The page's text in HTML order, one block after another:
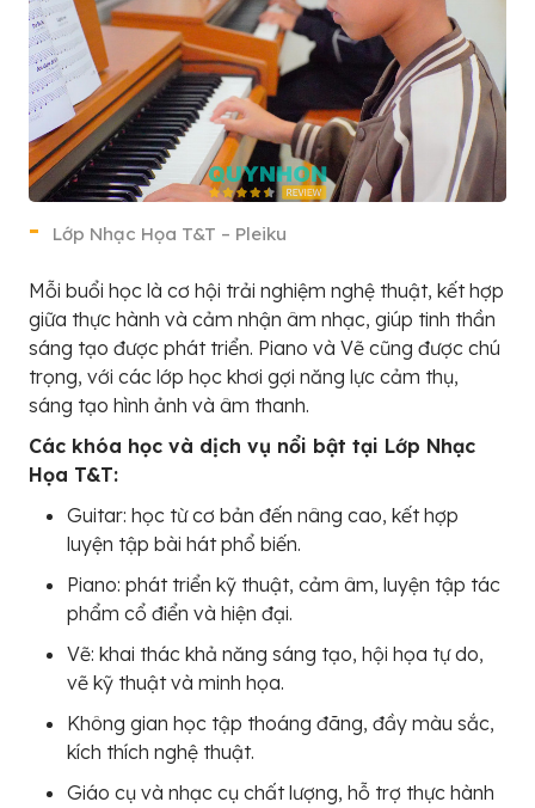
Lớp Nhạc Họa T&T – Pleiku
Mỗi buổi học là cơ hội trải nghiệm nghệ thuật, kết hợp
giữa thực hành và cảm nhận âm nhạc, giúp tinh thần
sáng tạo được phát triển. Piano và Vẽ cũng được chú
trọng, với các lớp học khơi gợi năng lực cảm thụ,
sáng tạo hình ảnh và âm thanh.
Các khóa học và dịch vụ nổi bật tại Lớp Nhạc
Họa T&T:
Guitar: học từ cơ bản đến nâng cao, kết hợp
luyện tập bài hát phổ biến.
Piano: phát triển kỹ thuật, cảm âm, luyện tập tác
phẩm cổ điển và hiện đại.
Vẽ: khai thác khả năng sáng tạo, hội họa tự do,
vẽ kỹ thuật và minh họa.
Không gian học tập thoáng đãng, đầy màu sắc,
kích thích nghệ thuật.
Giáo cụ và nhạc cụ chất lượng, hỗ trợ thực hành